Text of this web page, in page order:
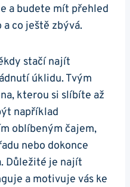
a budete mít přehled
co ještě zbývá.
stačí najít
úklidu. Tvým
kterou si slíbíte až
například
oblíbeným čajem,
nebo dokonce
Důležité je najít
a motivuje vás ke